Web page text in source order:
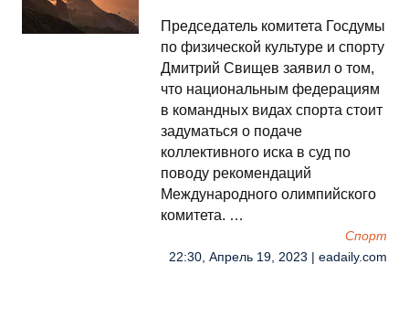
Председатель комитета Госдумы
по физической культуре и спорту
Дмитрий Свищев заявил о том,
что национальным федерациям
в командных видах спорта стоит
задуматься о подаче
коллективного иска в суд по
поводу рекомендаций
Международного олимпийского
комитета. …
Спорт
22:30, Апрель 19, 2023 | eadaily.com